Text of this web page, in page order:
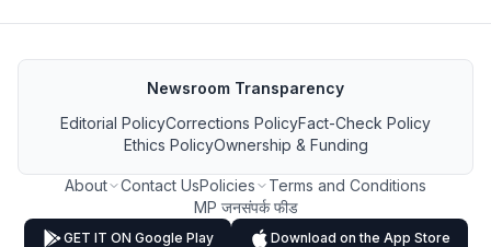
Newsroom Transparency
Editorial PolicyCorrections PolicyFact-Check Policy
Ethics PolicyOwnership & Funding
About Contact UsPolicies
Terms and Conditions
MP जनसंपर्क फीड
GET IT ON Google Play Download on the App Store